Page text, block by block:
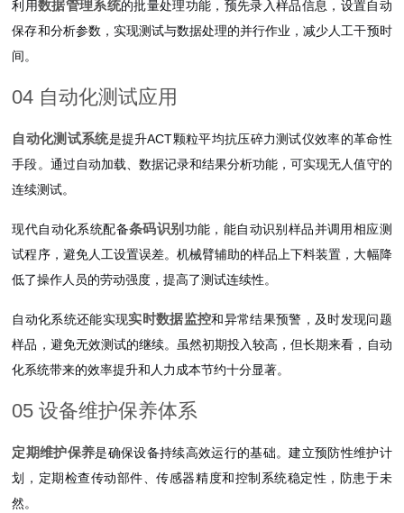
利用数据管理系统的批量处理功能，预先录入样品信息，设置自动
保存和分析参数，实现测试与数据处理的并行作业，减少人工干预时
间。
04 自动化测试应用
自动化测试系统是提升ACT颗粒平均抗压碎力测试仪效率的革命性
手段。通过自动加载、数据记录和结果分析功能，可实现无人值守的
连续测试。
现代自动化系统配备条码识别 功能，能自动识别样品并调用相应测
试程序，避免人工设置误差。机械臂辅助的样品上下料装置，大幅降
低了操作人员的劳动强度，提高了测试连续性。
自动化系统还能实现实时数据监控和异常结果预警，及时发现问题
样品，避免无效测试的继续。虽然初期投入较高，但长期来看，自动
化系统带来的效率提升和人力成本节约十分显著。
05 设备维护保养体系
定期维护保养是确保设备持续高效运行的基础。建立预防性维护计
划，定期检查传动部件、传感器精度和控制系统稳定性，防患于未
然。